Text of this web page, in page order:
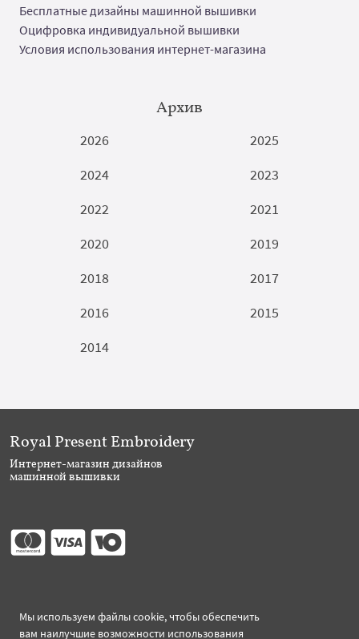
Бесплатные дизайны машинной вышивки
Оцифровка индивидуальной вышивки
Условия использования интернет-магазина
Архив
2026
2025
2024
2023
2022
2021
2020
2019
2018
2017
2016
2015
2014
Мы используем файлы cookie, чтобы обеспечить
вам наилучшие возможности использования
Royal Present Embroidery
Интернет-магазин дизайнов
машинной вышивки